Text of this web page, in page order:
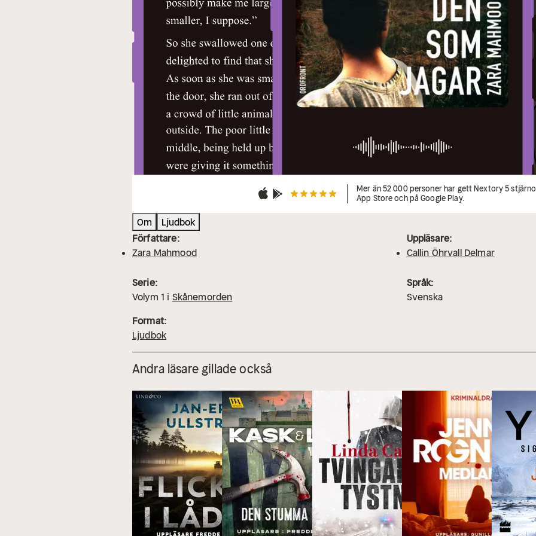
Mer än 52 000 personer har gett Nextory 5
App Store och på Google Play.
Om
Ljudbok
Författare:
Zara Mahmood
Uppläsare:
Callin Öhrvall Delmar
Serie:
Volym 1 i Skånemorden
Språk:
Svenska
Format:
Ljudbok
Andra läsare gillade också